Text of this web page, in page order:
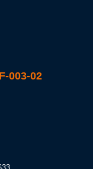
003-02